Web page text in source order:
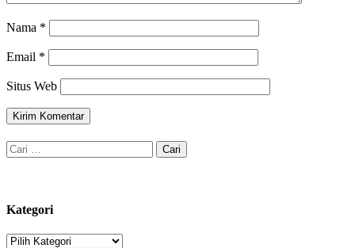
Nama *
Email *
Situs Web
Cari
untuk:
Kategori
Kategori